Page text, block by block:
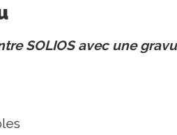
SOLIOS avec une